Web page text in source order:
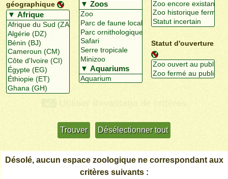
géographique
Statut d'ouverture
Désolé, aucun espace zoologique ne correspondant aux
critères suivants :